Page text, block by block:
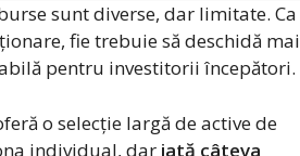
sunt diverse, dar limitate. Ca
fie trebuie să deschidă mai
pentru investitorii începători.
o selecție largă de active de
individual, dar iată câteva